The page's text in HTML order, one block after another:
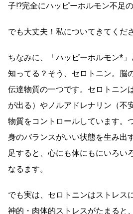
子⁉完全にハッピーホルモン不足の
でも大丈夫！私についてきてくだ
ちなみに、「ハッピーホルモン*」
知ってる？そう、セロトニン。脳
伝達物質の一つです。セロトニン
が出る）やノルアドレナリン（不
物質をコントロールしています。
身のバランスがいい状態を生み出
足すると、心にも体にもにいろい
なるます。
でも実は、セロトニンはストレス
神的・肉体的ストレスがたまると